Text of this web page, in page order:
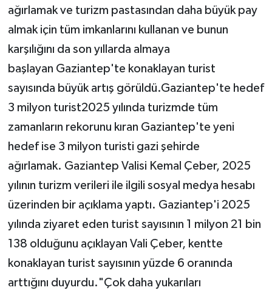
ağırlamak ve turizm pastasından daha büyük pay
almak için tüm imkanlarını kullanan ve bunun
karşılığını da son yıllarda almaya
başlayan Gaziantep'te konaklayan turist
sayısında büyük artış görüldü.Gaziantep'te hedef
3 milyon turist2025 yılında turizmde tüm
zamanların rekorunu kıran Gaziantep'te yeni
hedef ise 3 milyon turisti gazi şehirde
ağırlamak. Gaziantep Valisi Kemal Çeber, 2025
yılının turizm verileri ile ilgili sosyal medya hesabı
üzerinden bir açıklama yaptı. Gaziantep'i 2025
yılında ziyaret eden turist sayısının 1 milyon 21 bin
138 olduğunu açıklayan Vali Çeber, kentte
konaklayan turist sayısının yüzde 6 oranında
arttığını duyurdu."Çok daha yukarıları